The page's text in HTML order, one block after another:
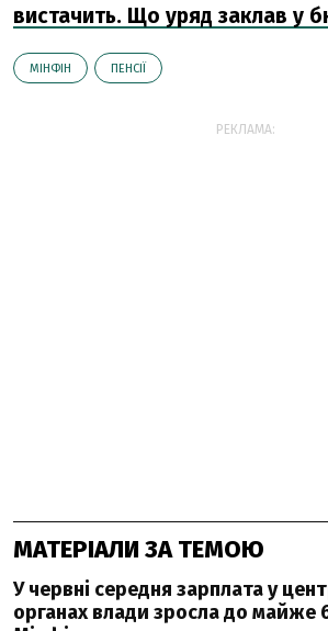
вистачить. Що уряд заклав у
МІНФІН ПЕНСІЇ
РЕКЛАМА:
МАТЕРІАЛИ ЗА ТЕМОЮ
У червні середня зарплата у
органах влади зросла до майже